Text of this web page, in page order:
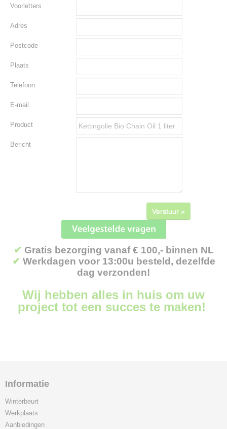
Voorletters
Adres
Postcode
Plaats
Telefoon
E-mail
Product
Bericht
Verstuur »
✔ Gratis bezorging vanaf € 100,- binnen NL
✔ Werkdagen voor 13:00u besteld, dezelfde
dag verzonden!
Wij hebben alles in huis om uw
project tot een succes te maken!
Informatie
Winterbeurt
Werkplaats
Aanbiedingen